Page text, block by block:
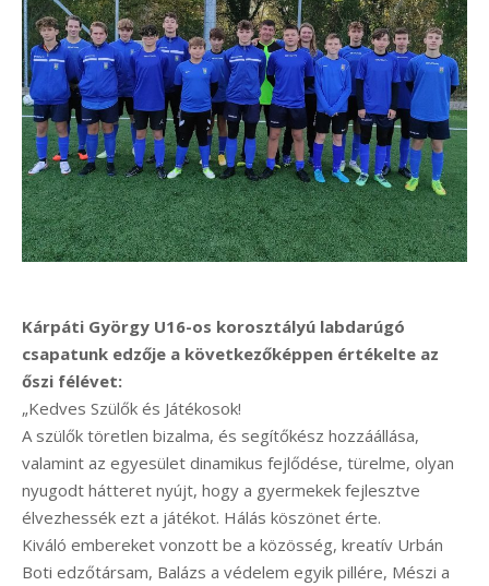
Kárpáti György U16-os korosztályú labdarúgó
csapatunk edzője a következőképpen értékelte az
őszi félévet:
„Kedves Szülők és Játékosok!
A szülők töretlen bizalma, és segítőkész hozzáállása,
valamint az egyesület dinamikus fejlődése, türelme, olyan
nyugodt hátteret nyújt, hogy a gyermekek fejlesztve
élvezhessék ezt a játékot. Hálás köszönet érte.
Kiváló embereket vonzott be a közösség, kreatív Urbán
Boti edzőtársam, Balázs a védelem egyik pillére, Mészi a